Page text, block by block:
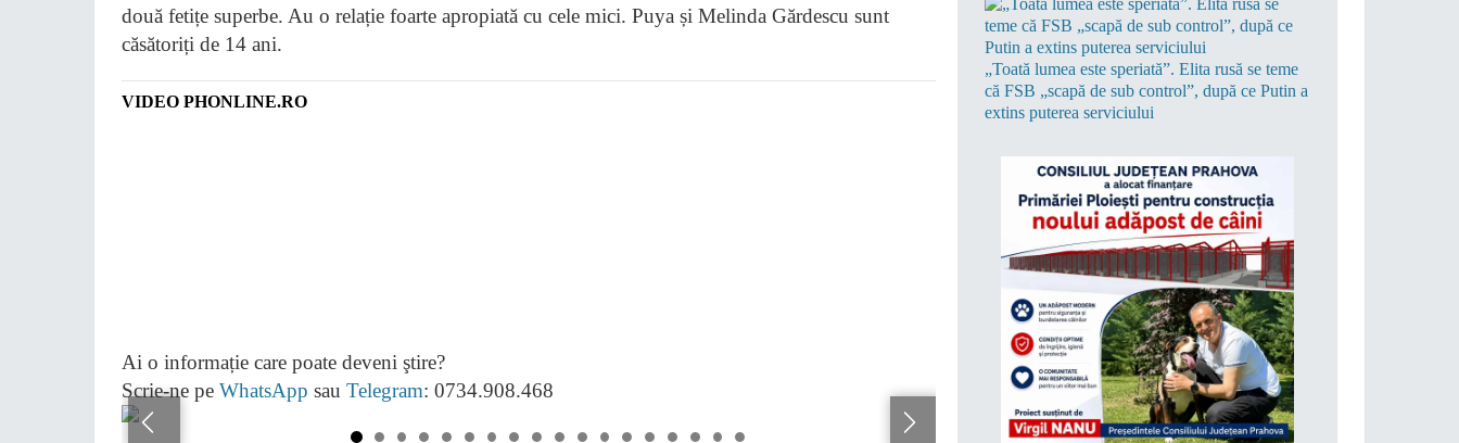
două fetițe superbe. Au o relație foarte apropiată cu cele mici. Puya și Melinda Gărdescu sunt
căsătoriți de 14 ani.
VIDEO PHONLINE.RO
Ai o informație care poate deveni ştire?
Scrie-ne pe WhatsApp sau Telegram: 0734.908.468
„Toată lumea este speriată”. Elita rusă se teme
că FSB „scapă de sub control”, după ce Putin a
extins puterea serviciului